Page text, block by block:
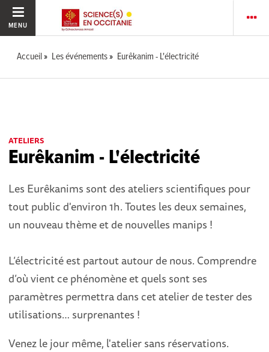
MENU
Accueil Les événements Eurêkanim - L'électricité
ATELIERS
Eurêkanim - L'électricité
Les Eurêkanims sont des ateliers scientifiques pour
tout public d'environ 1h. Toutes les deux semaines,
un nouveau thème et de nouvelles manips !
L’électricité est partout autour de nous. Comprendre
d’où vient ce phénomène et quels sont ses
paramètres permettra dans cet atelier de tester des
utilisations… surprenantes !
Venez le jour même, l'atelier sans réservations.